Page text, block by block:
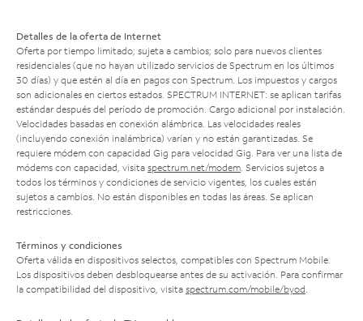
Detalles de la oferta de Internet
Oferta por tiempo limitado; sujeta a cambios; solo para nuevos clientes
residenciales (que no hayan utilizado servicios de Spectrum en los últimos
30 días) y que estén al día en pagos con Spectrum. Los impuestos y cargos
son adicionales en ciertos estados. SPECTRUM INTERNET: se aplican tarifas
estándar después del período de promoción. Cargo adicional por instalación.
Velocidades basadas en conexión alámbrica. Las velocidades reales
(incluyendo conexión inalámbrica) varían y no están garantizadas. Se
requiere módem con capacidad Gig para velocidad Gig. Para ver una lista de
módems con capacidad, visita spectrum.net/modem . Servicios sujetos a
todos los términos y condiciones de servicio vigentes, los cuales están
sujetos a cambios. No están disponibles en todas las áreas. Se aplican
restricciones.
Términos y condiciones
Oferta válida en dispositivos selectos, compatibles con Spectrum Mobile.
Los dispositivos deben desbloquearse antes de su activación. Para confirmar
la compatibilidad del dispositivo, visita spectrum.com/mobile/byod